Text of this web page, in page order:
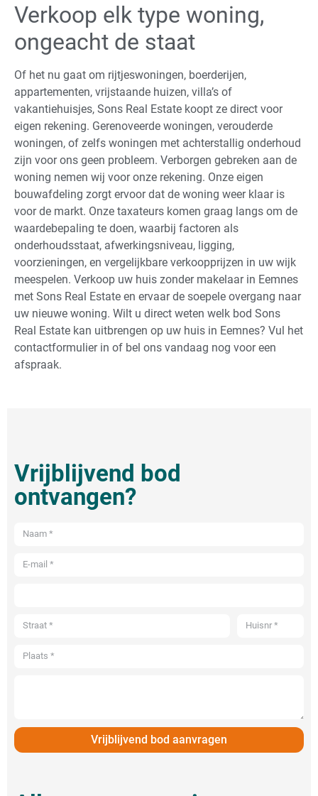
Verkoop elk type woning,
ongeacht de staat
Of het nu gaat om rijtjeswoningen, boerderijen,
appartementen, vrijstaande huizen, villa’s of
vakantiehuisjes, Sons Real Estate koopt ze direct voor
eigen rekening. Gerenoveerde woningen, verouderde
woningen, of zelfs woningen met achterstallig onderhoud
zijn voor ons geen probleem. Verborgen gebreken aan de
woning nemen wij voor onze rekening. Onze eigen
bouwafdeling zorgt ervoor dat de woning weer klaar is
voor de markt. Onze taxateurs komen graag langs om de
waardebepaling te doen, waarbij factoren als
onderhoudsstaat, afwerkingsniveau, ligging,
voorzieningen, en vergelijkbare verkoopprijzen in uw wijk
meespelen. Verkoop uw huis zonder makelaar in Eemnes
met Sons Real Estate en ervaar de soepele overgang naar
uw nieuwe woning. Wilt u direct weten welk bod Sons
Real Estate kan uitbrengen op uw huis in Eemnes? Vul het
contactformulier in of bel ons vandaag nog voor een
afspraak.
Vrijblijvend bod
ontvangen?
Vrijblijvend bod aanvragen